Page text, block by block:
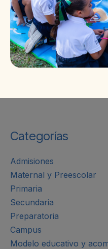
Categorías
Admisiones
Maternal y Preescolar
Primaria
Secundaria
Preparatoria
Campus
Modelo educativo y